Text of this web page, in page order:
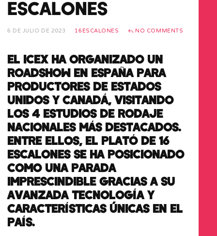
ESCALONES
6 DE JULIO DE 2023 16ESCALONES NO COMMENTS
EL ICEX HA ORGANIZADO UN
ROADSHOW EN ESPAÑA PARA
PRODUCTORES DE ESTADOS
UNIDOS Y CANADÁ, VISITANDO
LOS 4 ESTUDIOS DE RODAJE
NACIONALES MÁS DESTACADOS.
ENTRE ELLOS, EL PLATÓ DE 16
ESCALONES SE HA POSICIONADO
COMO UNA PARADA
IMPRESCINDIBLE GRACIAS A SU
AVANZADA TECNOLOGÍA Y
CARACTERÍSTICAS ÚNICAS EN EL
PAÍS.